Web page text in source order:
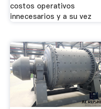
costos operativos
innecesarios y a su vez